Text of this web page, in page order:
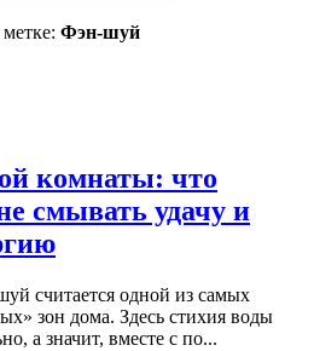
Фэн-шуй
комнаты: что
смывать удачу и
считается одной из самых
зон дома. Здесь стихия воды
а значит, вместе с по...